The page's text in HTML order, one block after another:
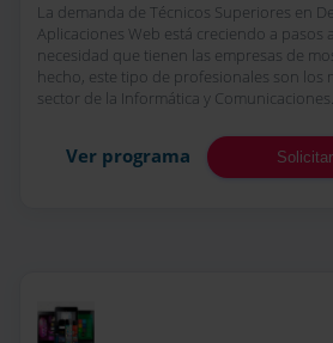
La demanda de Técnicos Superiores en
Aplicaciones Web está creciendo a pasos
necesidad que tienen las empresas de
hecho, este tipo de profesionales son los
sector de la Informática y
Ver programa